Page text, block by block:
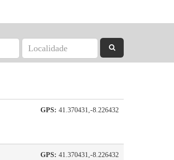
GPS: 41.370431,-8.226432
GPS: 41.370431,-8.226432